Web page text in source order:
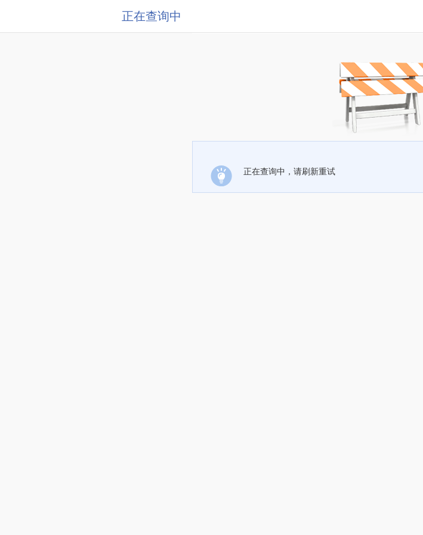
正在查询中
正在查询中，请刷新重试